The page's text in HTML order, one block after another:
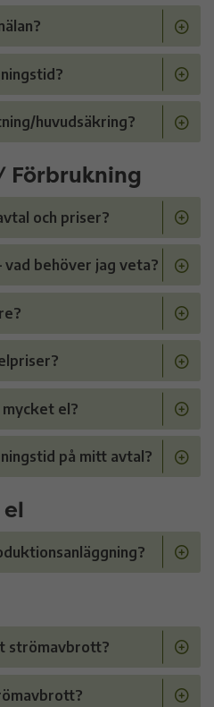
huvudsäkring?
Förbrukning
och priser?
behöver jag veta?
el?
på mitt avtal?
strömavbrott?